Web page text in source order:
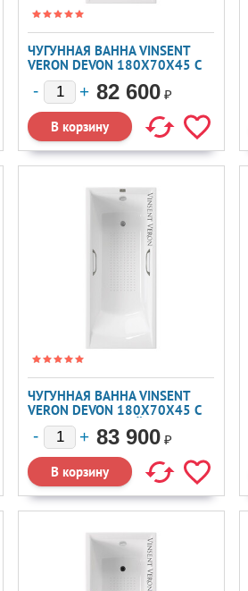
ЧУГУННАЯ ВАННА VINSENT
VERON DEVON 180X70X45 С
ХРОМИРОВАННЫМИ
РУЧКАМИ И А/П82 600 ₽
ЧУГУННАЯ ВАННА VINSENT
VERON DEVON 180X70X45 С
РУЧКАМИ ОРУЖЕЙНАЯ СТАЛЬ
И А/П
83 900 ₽